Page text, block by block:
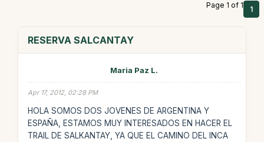
Page 1 of 1 1
RESERVA SALCANTAY
Maria Paz L.
Apr 17, 2012, 02:28 PM
HOLA SOMOS DOS JOVENES DE ARGENTINA Y
ESPAÑA, ESTAMOS MUY INTERESADOS EN HACER EL
TRAIL DE SALKANTAY, YA QUE EL CAMINO DEL INCA